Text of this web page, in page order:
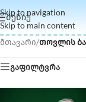
Skip to navigation
Skip to main content
ᲛᲔᲜᲘᲣ
მთავარი/თოვლის
გაფილტვრა